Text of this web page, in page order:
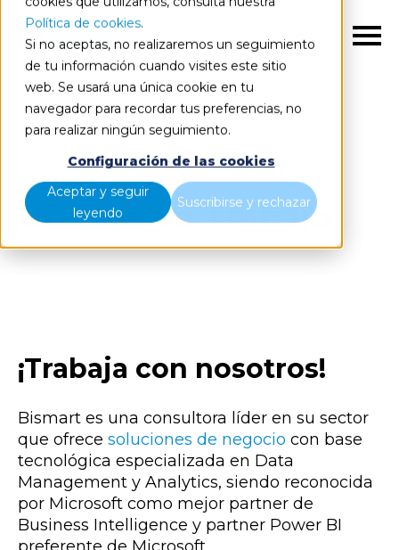
Política de cookies.
Si no aceptas, no realizaremos un seguimiento
de tu información cuando visites este sitio
web. Se usará una única cookie en tu
navegador para recordar tus preferencias, no
para realizar ningún seguimiento.
Configuración de las cookies
Aceptar y seguir
leyendo
Suscribirse y rechazar
ES
Inicio Únete Ofertas de trabajo
Ofertas de Trabajo
¡Trabaja con nosotros!
Bismart es una consultora líder en su sector
que ofrece soluciones de negocio con base
tecnológica especializada en Data
Management y Analytics, siendo reconocida
por Microsoft como mejor partner de
Business Intelligence y partner Power BI
preferente de Microsoft.